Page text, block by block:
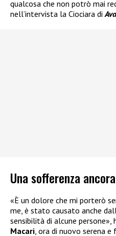
qualcosa che non potrò mai
nell’intervista la Ciociara di
Una sofferenza
«È un dolore che mi porterò
me, è stato causato anche
sensibilità di alcune persone»,
Macari, ora di nuovo serena